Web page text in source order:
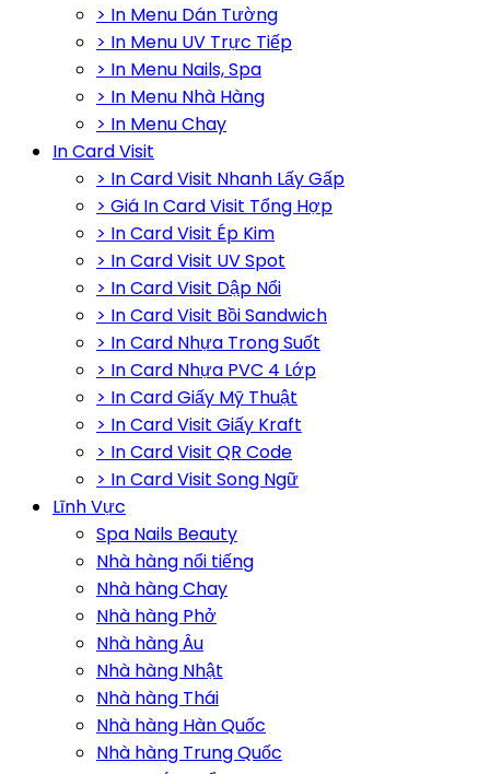
> In Menu Dán Tường
> In Menu UV Trực Tiếp
> In Menu Nails, Spa
> In Menu Nhà Hàng
> In Menu Chay
In Card Visit
> In Card Visit Nhanh Lấy Gấp
> Giá In Card Visit Tổng Hợp
> In Card Visit Ép Kim
> In Card Visit UV Spot
> In Card Visit Dập Nổi
> In Card Visit Bồi Sandwich
> In Card Nhựa Trong Suốt
> In Card Nhựa PVC 4 Lớp
> In Card Giấy Mỹ Thuật
> In Card Visit Giấy Kraft
> In Card Visit QR Code
> In Card Visit Song Ngữ
Lĩnh Vực
Spa Nails Beauty
Nhà hàng nổi tiếng
Nhà hàng Chay
Nhà hàng Phở
Nhà hàng Âu
Nhà hàng Nhật
Nhà hàng Thái
Nhà hàng Hàn Quốc
Nhà hàng Trung Quốc